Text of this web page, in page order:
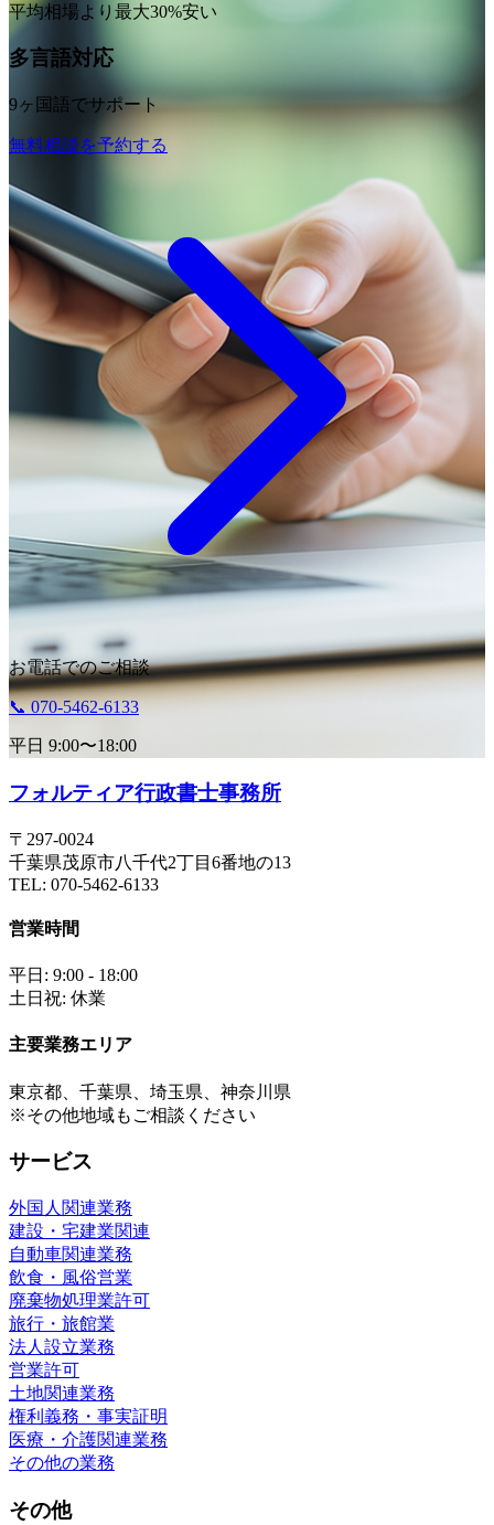
平均相場より最大30%安い
多言語対応
9ヶ国語でサポート
無料相談を予約する
お電話でのご相談
📞 070-5462-6133
平日 9:00〜18:00
フォルティア行政書士事務所
〒297-0024
千葉県茂原市八千代2丁目6番地の13
TEL: 070-5462-6133
営業時間
平日: 9:00 - 18:00
土日祝: 休業
主要業務エリア
東京都、千葉県、埼玉県、神奈川県
※その他地域もご相談ください
サービス
外国人関連業務
建設・宅建業関連
自動車関連業務
飲食・風俗営業
廃棄物処理業許可
旅行・旅館業
法人設立業務
営業許可
土地関連業務
権利義務・事実証明
医療・介護関連業務
その他の業務
その他